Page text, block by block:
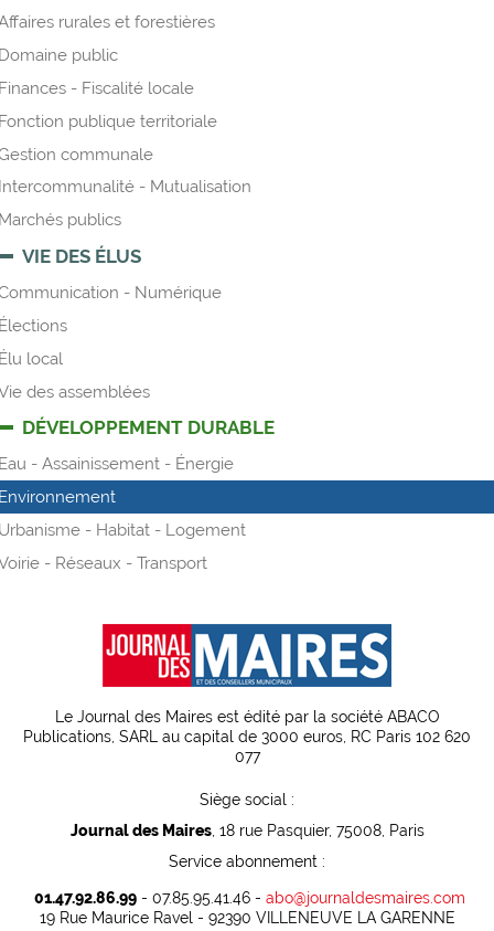
rurales et forestières
public
- Fiscalité locale
publique territoriale
communale
- Mutualisation
publics
VIE DES ÉLUS
- Numérique
local
des assemblées
DÉVELOPPEMENT DURABLE
- Assainissement - Énergie
- Habitat - Logement
- Réseaux - Transport
Le Journal des Maires est édité par la société ABACO
Publications, SARL au capital de 3000 euros, RC Paris 102 620
077
Siège social :
Journal des Maires, 18 rue Pasquier, 75008, Paris
Service abonnement :
01.47.92.86.99- 07.85.95.41.46 - abo@journaldesmaires.com
19 Rue Maurice Ravel - 92390 VILLENEUVE LA GARENNE